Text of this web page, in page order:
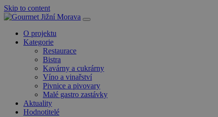
Skip to content
O projektu
Kategorie
Restaurace
Bistra
Kavárny a cukrárny
Víno a vinařství
Pivnice a pivovary
Malé gastro zastávky
Aktuality
Hodnotitelé